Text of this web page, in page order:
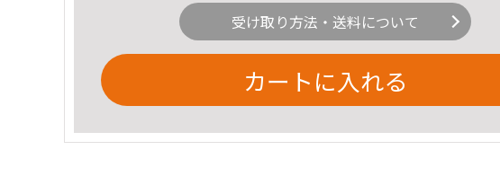
受け取り方法・送料について
カートに入れる